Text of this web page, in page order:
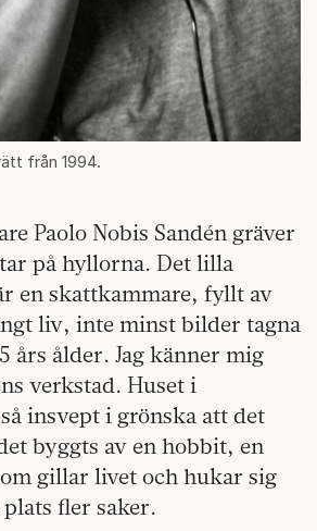
från 1994.
Paolo Nobis Sandén gräver
på hyllorna. Det lilla
en skattkammare, fyllt av
liv, inte minst bilder tagna
års ålder. Jag känner mig
verkstad. Huset i
insvept i grönska att det
byggts av en hobbit, en
gillar livet och hukar sig
fler saker.